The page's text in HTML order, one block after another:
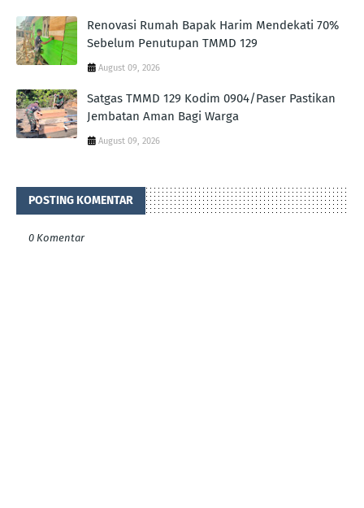
Renovasi Rumah Bapak Harim Mendekati 70%
Sebelum Penutupan TMMD 129
August 09, 2026
Satgas TMMD 129 Kodim 0904/Paser Pastikan
Jembatan Aman Bagi Warga
August 09, 2026
POSTING KOMENTAR
0 Komentar